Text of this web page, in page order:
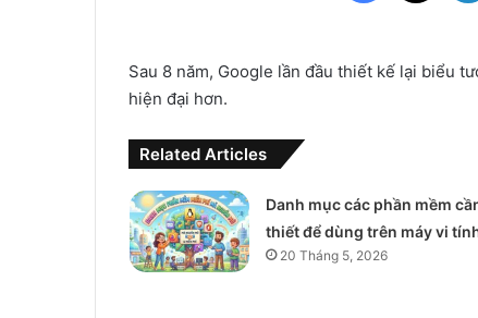
Sau 8 năm, Google lần đầu thiết kế lại biểu
hiện đại hơn.
Related Articles
Danh mục các phần mềm
thiết để dùng trên máy vi
20 Tháng 5, 2026